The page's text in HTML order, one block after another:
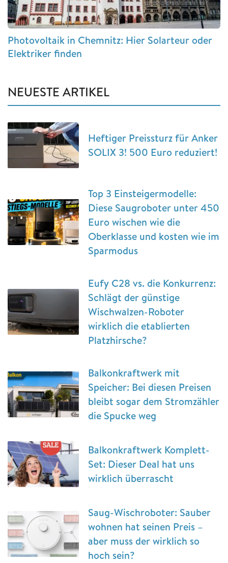
Photovoltaik in Chemnitz: Hier Solarteur oder
Elektriker finden
NEUESTE ARTIKEL
Heftiger Preissturz für Anker
SOLIX 3! 500 Euro reduziert!
Top 3 Einsteigermodelle:
Diese Saugroboter unter 450
Euro wischen wie die
Oberklasse und kosten wie im
Sparmodus
Eufy C28 vs. die Konkurrenz:
Schlägt der günstige
Wischwalzen-Roboter
wirklich die etablierten
Platzhirsche?
Balkonkraftwerk mit
Speicher: Bei diesen Preisen
bleibt sogar dem Stromzähler
die Spucke weg
Balkonkraftwerk Komplett-
Set: Dieser Deal hat uns
wirklich überrascht
Saug-Wischroboter: Sauber
wohnen hat seinen Preis –
aber muss der wirklich so
hoch sein?